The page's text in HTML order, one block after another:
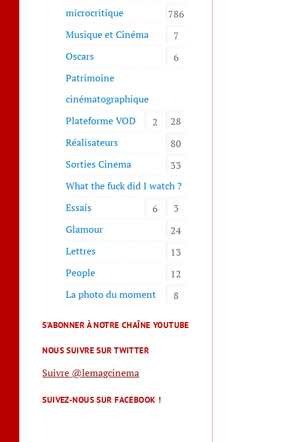
microcritique
786
Musique et Cinéma
7
Oscars
6
Patrimoine
cinématographique
28
Plateforme VOD
2
Réalisateurs
80
Sorties Cinema
33
What the fuck did I watch ?
3
Essais
6
Glamour
24
Lettres
13
People
12
La photo du moment
8
S’ABONNER À NOTRE CHAÎNE YOUTUBE
NOUS SUIVRE SUR TWITTER
Suivre @lemagcinema
SUIVEZ-NOUS SUR FACEBOOK !